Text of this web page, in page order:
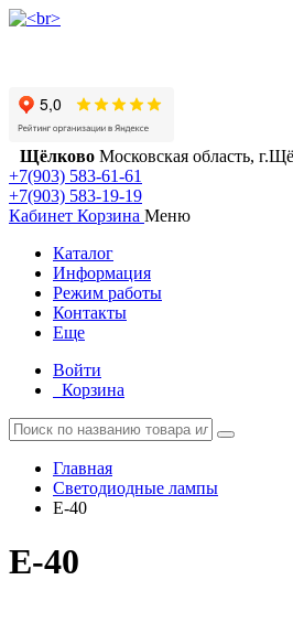
Щёлково Московская область,
+7(903) 583-61-61
+7(903) 583-19-19
Кабинет Корзина Меню
Каталог
Информация
Режим работы
Контакты
Еще
Войти
Корзина
Главная
Светодиодные лампы
Е-40
Е-40